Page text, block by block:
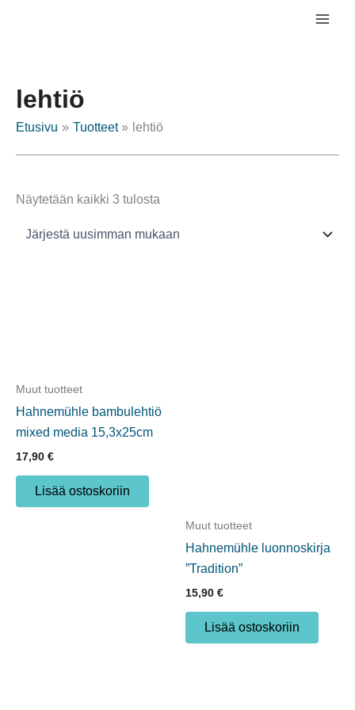
lehtiö
Etusivu Tuotteet lehtiö
Näytetään kaikki 3 tulosta
Muut tuotteet
Hahnemühle
bambulehtiö mixed media
15,3x25cm
17,90€
Lisää ostoskoriin
Muut tuotteet
Hahnemühle
luonnoskirja ”Tradition”
15,90 €
Lisää ostoskoriin